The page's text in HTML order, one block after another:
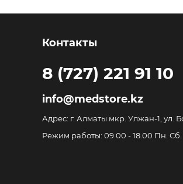
Контакты
8 (727) 221 91 10
info@medstore.kz
Адрес: г. Алматы мкр. Улжан-1, ул.
Режим работы: 09.00 - 18.00 Пн. Сб.